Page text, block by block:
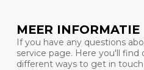
MEER INFORMATIE
If you have any questions
service page. Here you'll
different ways to get in